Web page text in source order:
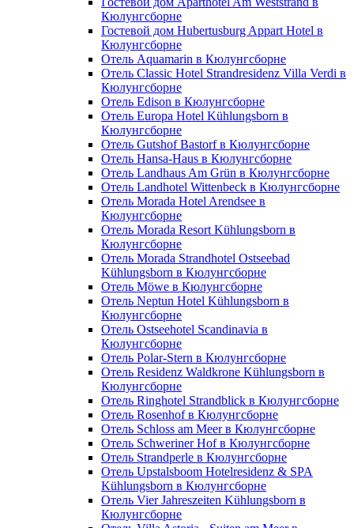
Кюлунгсборне
Гостевой дом Hubertusburg Appart Hotel в
Кюлунгсборне
Отель Aquamarin в Кюлунгсборне
Отель Classic Hotel Strandresidenz Villa Verdi в
Кюлунгсборне
Отель Edison в Кюлунгсборне
Отель Europa Hotel Kühlungsborn в
Кюлунгсборне
Отель Gutshof Bastorf в Кюлунгсборне
Отель Hansa-Haus в Кюлунгсборне
Отель Landhaus Am Grün в Кюлунгсборне
Отель Landhotel Wittenbeck в Кюлунгсборне
Отель Morada Hotel Arendsee в
Кюлунгсборне
Отель Morada Resort Kühlungsborn в
Кюлунгсборне
Отель Morada Strandhotel Ostseebad
Kühlungsborn в Кюлунгсборне
Отель Möwe в Кюлунгсборне
Отель Neptun Hotel Kühlungsborn в
Кюлунгсборне
Отель Ostseehotel Scandinavia в
Кюлунгсборне
Отель Polar-Stern в Кюлунгсборне
Отель Residenz Waldkrone Kühlungsborn в
Кюлунгсборне
Отель Ringhotel Strandblick в Кюлунгсборне
Отель Rosenhof в Кюлунгсборне
Отель Schloss am Meer в Кюлунгсборне
Отель Schweriner Hof в Кюлунгсборне
Отель Strandperle в Кюлунгсборне
Отель Upstalsboom Hotelresidenz & SPA
Kühlungsborn в Кюлунгсборне
Отель Vier Jahreszeiten Kühlungsborn в
Кюлунгсборне